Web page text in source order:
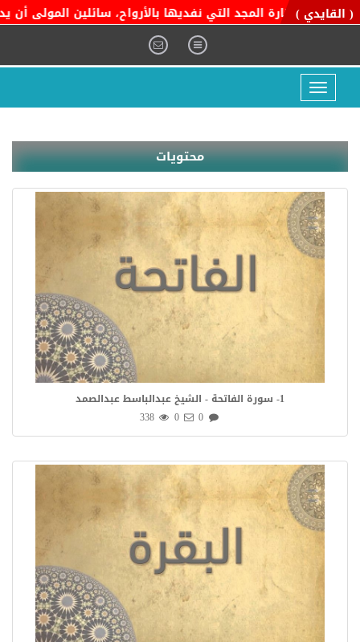
( القايدي )التي نفديها بالأرواح، سائلين المولى أن يديم عليها
Toggle
navigation
محتويات
1- سورة الفاتحة - الشيخ عبدالباسط عبدالصمد
0
0
338